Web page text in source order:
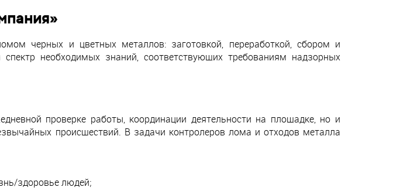
черных и цветных металлов: заготовкой, переработкой, сбором и
необходимых знаний, соответствующих требованиям надзорных
проверке работы, координации деятельности на площадке, но и
происшествий. В задачи контролеров лома и отходов металла
здоровье людей;